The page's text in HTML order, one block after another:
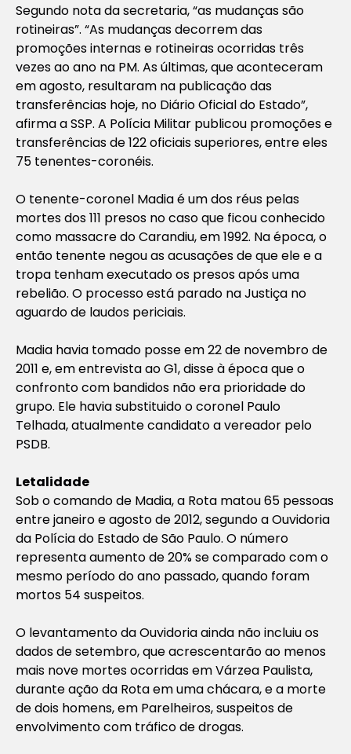
Segundo nota da secretaria, “as mudanças são
rotineiras”. “As mudanças decorrem das
promoções internas e rotineiras ocorridas três
vezes ao ano na PM. As últimas, que aconteceram
em agosto, resultaram na publicação das
transferências hoje, no Diário Oficial do Estado”,
afirma a SSP. A Polícia Militar publicou promoções e
transferências de 122 oficiais superiores, entre eles
75 tenentes-coronéis.
O tenente-coronel Madia é um dos réus pelas
mortes dos 111 presos no caso que ficou conhecido
como massacre do Carandiu, em 1992. Na época, o
então tenente negou as acusações de que ele e a
tropa tenham executado os presos após uma
rebelião. O processo está parado na Justiça no
aguardo de laudos periciais.
Madia havia tomado posse em 22 de novembro de
2011 e, em entrevista ao G1, disse à época que o
confronto com bandidos não era prioridade do
grupo. Ele havia substituido o coronel Paulo
Telhada, atualmente candidato a vereador pelo
PSDB.
Letalidade
Sob o comando de Madia, a Rota matou 65 pessoas
entre janeiro e agosto de 2012, segundo a Ouvidoria
da Polícia do Estado de São Paulo. O número
representa aumento de 20% se comparado com o
mesmo período do ano passado, quando foram
mortos 54 suspeitos.
O levantamento da Ouvidoria ainda não incluiu os
dados de setembro, que acrescentarão ao menos
mais nove mortes ocorridas em Várzea Paulista,
durante ação da Rota em uma chácara, e a morte
de dois homens, em Parelheiros, suspeitos de
envolvimento com tráfico de drogas.